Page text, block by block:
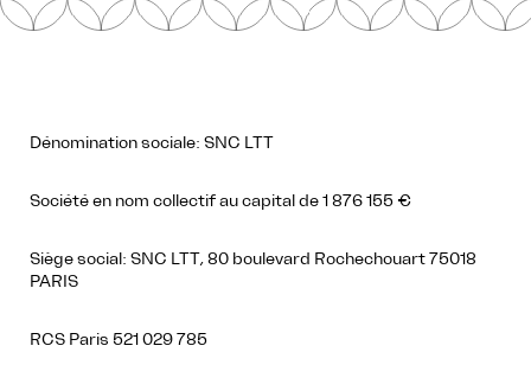
Dénomination sociale: SNC LTT
Société en nom collectif au capital de 1 876 155 €
Siège social: SNC LTT, 80 boulevard Rochechouart 75018
PARIS
RCS Paris 521 029 785